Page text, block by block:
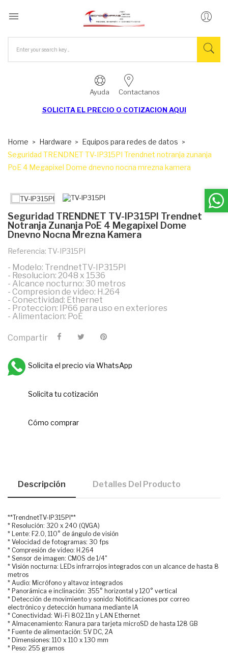

Ayuda Contactanos
SOLICITA EL PRECIO O COTIZACION AQUI
Home Hardware
Equipos para redes de datos
Seguridad TRENDNET TV-IP315PI Trendnet notranja zunanja
PoE 4 Megapixel Dome dnevno nocna mrezna kamera
Seguridad TRENDNET TV-IP315PI Trendnet
Notranja Zunanja PoE 4 Megapixel Dome
Dnevno Nocna Mrezna Kamera
Referencia: TV-IP315PI
- Modelo: TrendnetTV-IP315PI
- Resolucion: 2048 x 1536
- Alcance nocturno: 30 metros
- Compresion de video: H.264
- Conectividad: Ethernet
- Proteccion: IP66 para uso en exteriores
- Alimentacion: PoE
Compartir
Solicita el precio via WhatsApp
Solicita tu cotización
Cómo comprar
Descripción Detalles Del Producto
**TrendnetTV-IP315PI**
* Resolución: 320 x 240 (QVGA)
* Lente: F2.0, 110° de ángulo de visión
* Velocidad de fotogramas: 30 fps
* Compresión de vídeo: H.264
* Sensor de imagen: CMOS de 1/4"
* Visión nocturna: LEDs infrarrojos integrados con un alcance de hasta 8
metros
* Audio: Micrófono y altavoz integrados
* Panorámica e inclinación: 355° horizontal y 120° vertical
* Detección de movimiento y sonido: Notificaciones por correo
electrónico y detección humana mediante IA
* Conectividad: Wi-Fi 802.11n y LAN Ethernet
* Almacenamiento: Ranura para tarjeta microSD de hasta 128 GB
* Fuente de alimentación: 5V DC, 2A
* Dimensiones: 110 x 110 x 130 mm
* Peso: 255 gramos